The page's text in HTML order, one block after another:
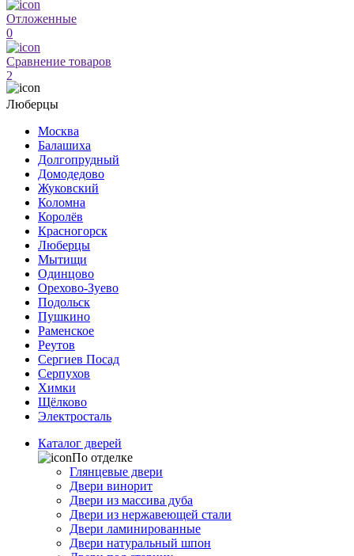
Отложенные
0
Сравнение товаров
2
Люберцы
Москва
Балашиха
Долгопрудный
Домодедово
Жуковский
Коломна
Королёв
Красногорск
Люберцы
Мытищи
Одинцово
Орехово-Зуево
Подольск
Пушкино
Раменское
Реутов
Сергиев Посад
Серпухов
Химки
Щёлково
Электросталь
Каталог дверей
По отделке
Глянцевые двери
Двери винорит
Двери из массива дуба
Двери из нержавеющей стали
Двери ламинированные
Двери натуральный шпон